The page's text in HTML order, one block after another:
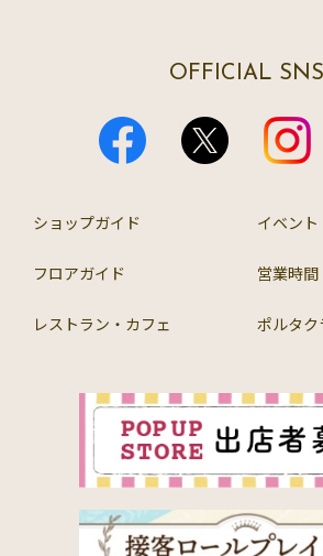
OFFICIAL SNS
ショップガイド イベント
フロアガイド 営業時
レストラン・カフェ ポルタク